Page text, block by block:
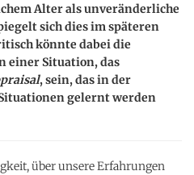
Alter als unveränderliche
sich dies im späteren
könnte dabei die
einer Situation, das
, sein, das in der
gelernt werden
über unsere Erfahrungen